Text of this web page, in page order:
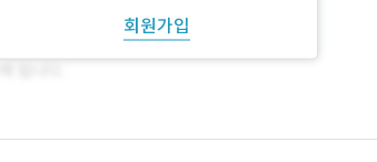
회원가입